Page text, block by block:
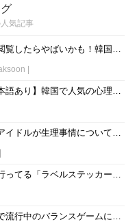
気記事
夜に閲覧したらやばいかも！韓国で超有名な心霊スポット5選！
【日本語あり】韓国で人気の心理テストサイトまとめ♡
韓国アイドルが生理事情について赤裸々に語る！
今流行ってる「ラベルステッカーテスト(라벨스티커 테스트)」質問日本語翻訳付きで紹介！
韓国で流行中のバランスゲームに挑戦してみよう♡人気の質問20個をピックアップ！